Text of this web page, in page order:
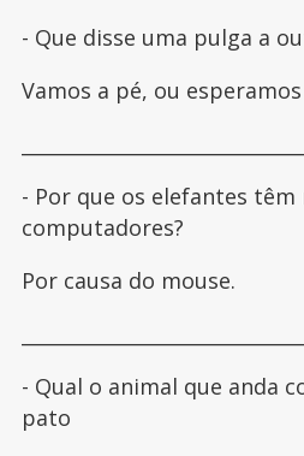
- Que disse uma pulga a
Vamos a pé, ou
- Por que os elefantes têm
computadores?
Por causa do mouse.
- Qual o animal que anda
pato